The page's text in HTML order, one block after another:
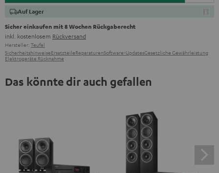
Auf Lager
Sicher einkaufen mit 8 Wochen Rückgaberecht
inkl. kostenlosem Rückversand
Hersteller: Teufel
SicherheitshinweiseErsatzteileReparaturenSoftware-UpdatesGesetzliche Gewährleistung
Elektrogeräte Rücknahme
Das könnte dir auch gefallen